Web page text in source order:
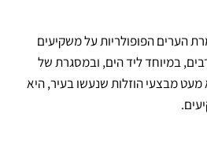
הערים הפופולריות על משקיעים
במיוחד ליד הים, ובמסגרת של
מבצעי הוזלות שנעשו בעיר, היא